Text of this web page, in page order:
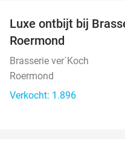
Luxe ontbijt bij
Roermond
Brasserie ver´Koch
Roermond
Verkocht: 1.896